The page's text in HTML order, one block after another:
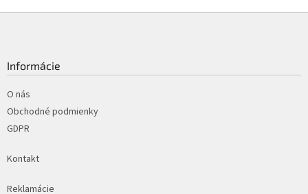
Informácie
O nás
Obchodné podmienky
GDPR
Kontakt
Reklamácie